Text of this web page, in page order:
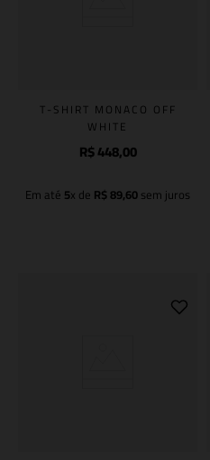
T-SHIRT MONACO OFF
WHITE
R$448,00
Em até 5x de R$89,60sem juros